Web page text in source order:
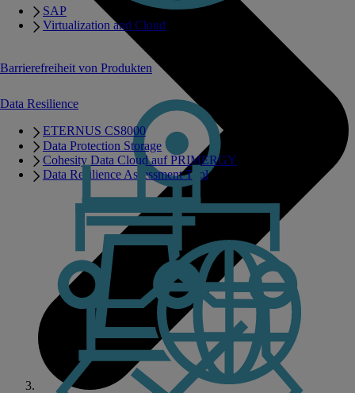
SAP
Virtualization and Cloud
Data Resilience
ETERNUS CS8000
Data Protection Storage
Cohesity Data Cloud auf PRIMERGY
Data Resilience Assessment Tool
Barrierefreiheit von Produkten